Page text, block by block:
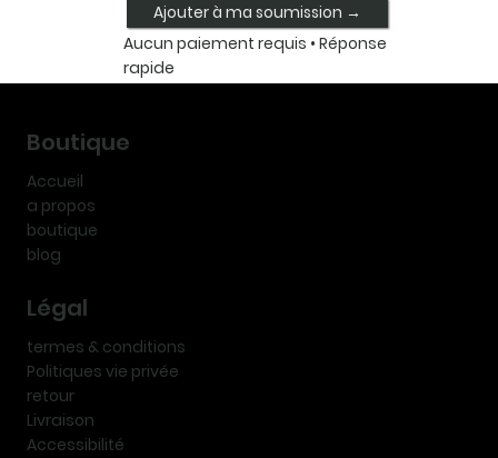
Ajouter à ma soumission →
Aucun paiement requis • Réponse
rapide
Boutique
Accueil
a propos
boutique
blog
Légal
termes & conditions
Politiques vie privée
retour
Livraison
Accessibilité